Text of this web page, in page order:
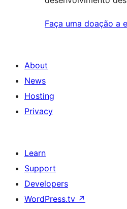
Faça uma doação a
About
News
Hosting
Privacy
Learn
Support
Developers
WordPress.tv ↗